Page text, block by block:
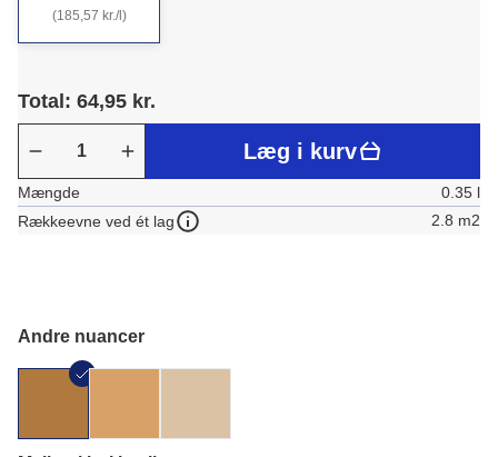
(185,57 kr./l)
Total: 64,95 kr.
Læg i kurv
Mængde
0.35 l
Rækkeevne ved ét lag
2.8 m2
Andre nuancer